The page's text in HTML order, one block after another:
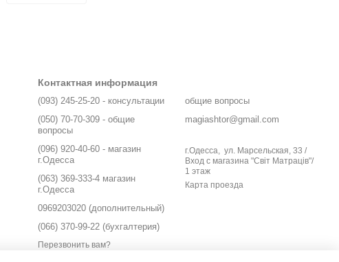
Контактная информация
(093) 245-25-20 - консультации
(050) 70-70-309 - общие
вопросы
(096) 920-40-60 - магазин
г.Одесса
(063) 369-333-4 магазин
г.Одесса
0969203020 (дополнительный)
(066) 370-99-22 (бухгалтерия)
Перезвонить вам?
общие вопросы
magiashtor@gmail.com
г.Одесса, ул. Марсельская, 33 /
Вход с магазина "Світ Матраців"/
1 этаж
Карта проезда